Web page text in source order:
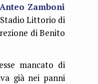
Anteo Zamboni
Littorio di
di Benito
mancato di
già nei panni